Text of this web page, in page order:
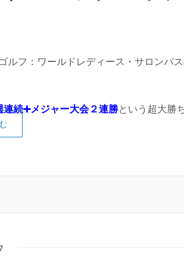
ルフ：ワールドレディース・サロンパ
連続➕メジャー大会２連勝という超大勝